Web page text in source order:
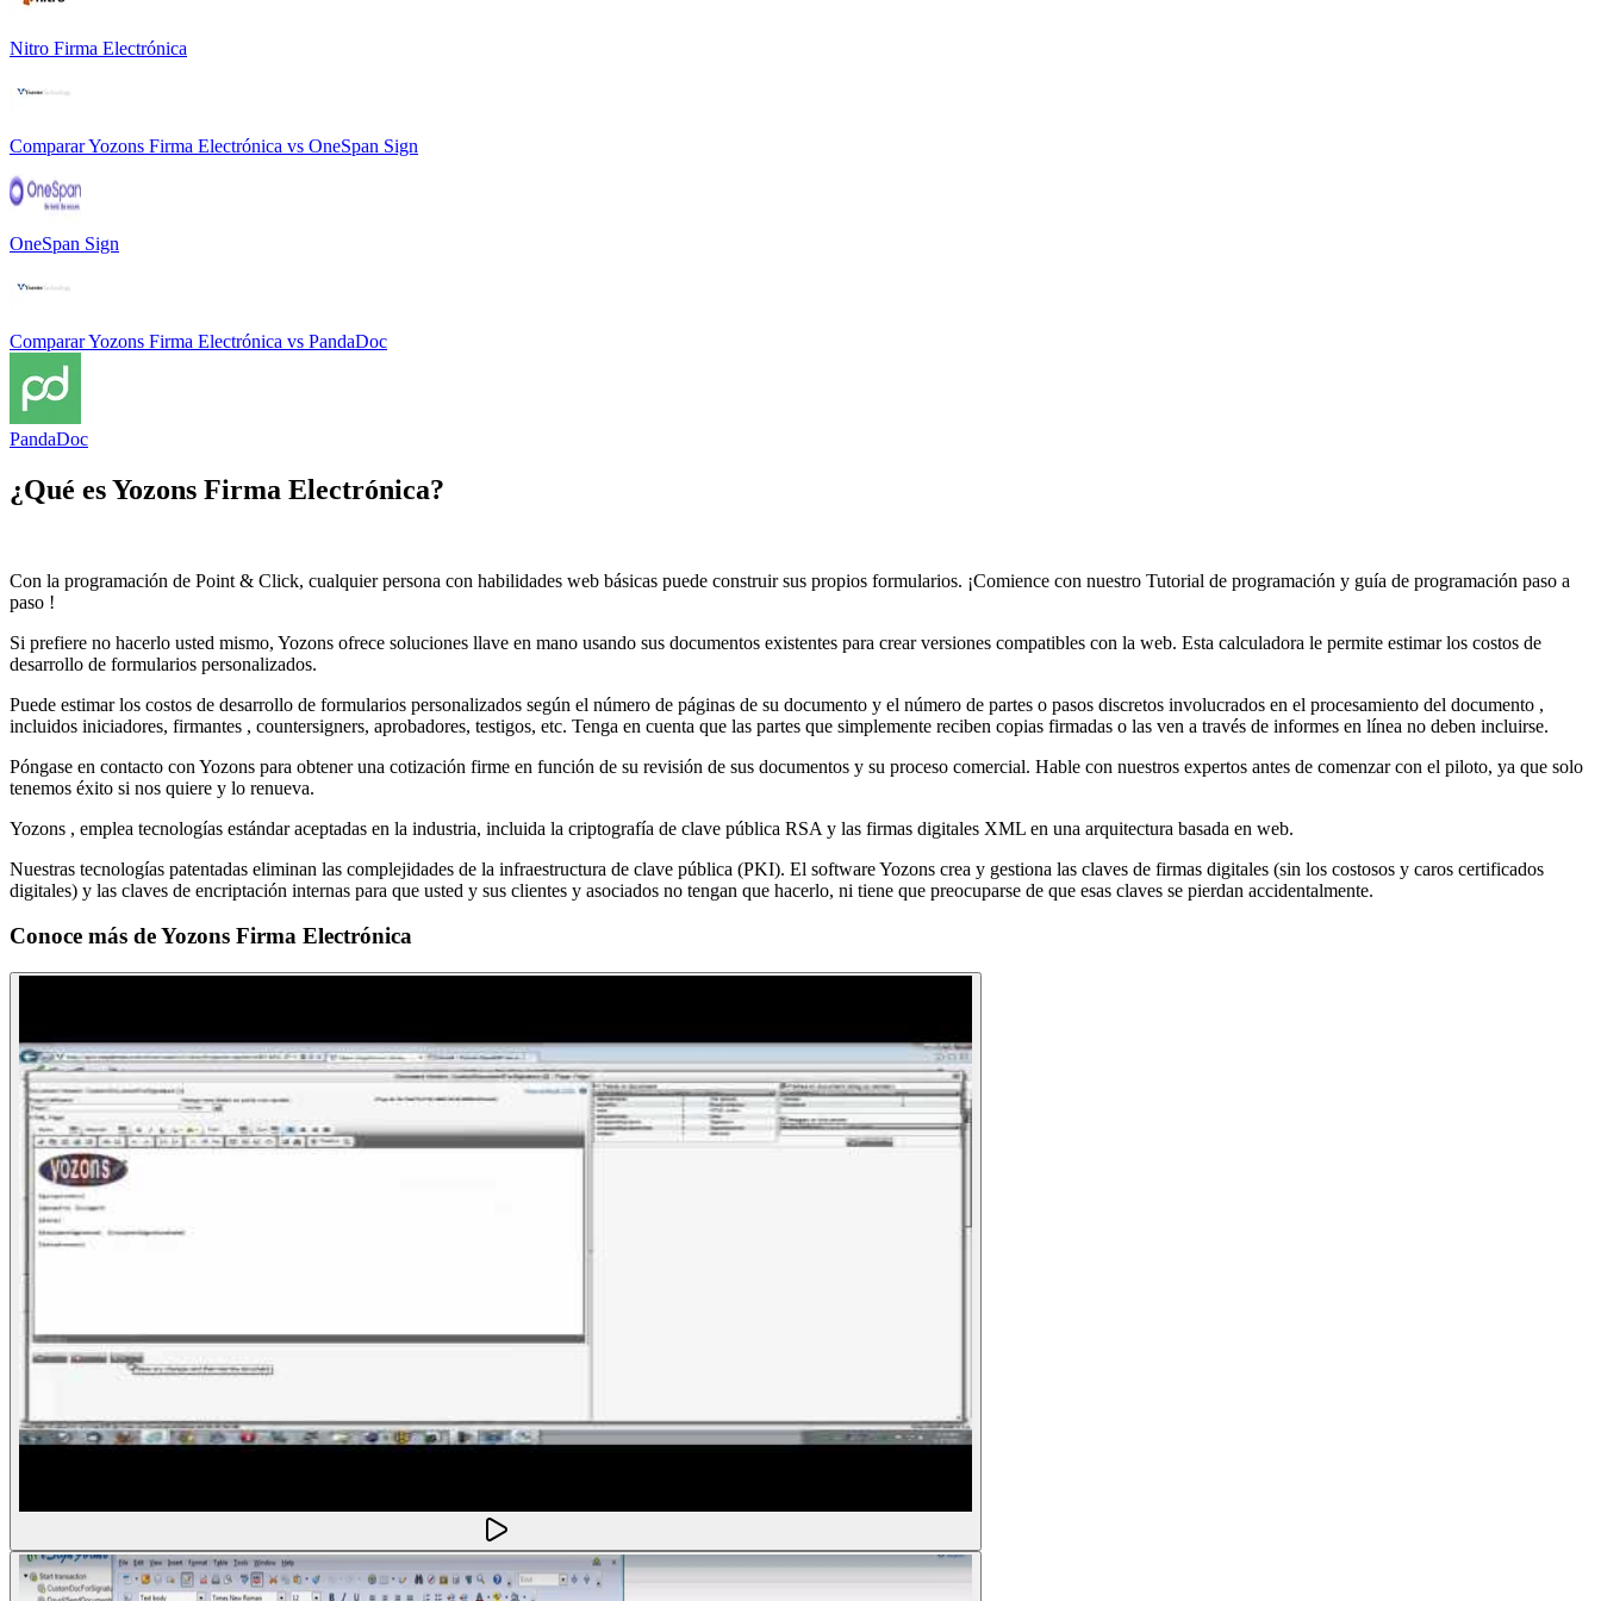
Nitro Firma Electrónica
CompararYozons Firma Electrónica vs OneSpan Sign
OneSpan Sign
CompararYozons Firma Electrónica vs PandaDoc
PandaDoc
¿Qué esYozons Firma Electrónica?
Con la programación de Point & Click, cualquier persona con habilidades web básicas puede construir sus propios formularios. ¡Comience con nuestro Tutorial de programación y guía de programación paso a
paso !
Si prefiere no hacerlo usted mismo, Yozons ofrece soluciones llave en mano usando sus documentos existentes para crear versiones compatibles con la web. Esta calculadora le permite estimar los costos de
desarrollo de formularios personalizados.
Puede estimar los costos de desarrollo de formularios personalizados según el número de páginas de su documento y el número de partes o pasos discretos involucrados en el procesamiento del documento ,
incluidos iniciadores, firmantes , countersigners, aprobadores, testigos, etc. Tenga en cuenta que las partes que simplemente reciben copias firmadas o las ven a través de informes en línea no deben incluirse.
Póngase en contacto con Yozons para obtener una cotización firme en función de su revisión de sus documentos y su proceso comercial. Hable con nuestros expertos antes de comenzar con el piloto, ya que solo
tenemos éxito si nos quiere y lo renueva.
Yozons , emplea tecnologías estándar aceptadas en la industria, incluida la criptografía de clave pública RSA y las firmas digitales XML en una arquitectura basada en web.
Nuestras tecnologías patentadas eliminan las complejidades de la infraestructura de clave pública (PKI). El software Yozons crea y gestiona las claves de firmas digitales (sin los costosos y caros certificados
digitales) y las claves de encriptación internas para que usted y sus clientes y asociados no tengan que hacerlo, ni tiene que preocuparse de que esas claves se pierdan accidentalmente.
Conoce más deYozons Firma Electrónica